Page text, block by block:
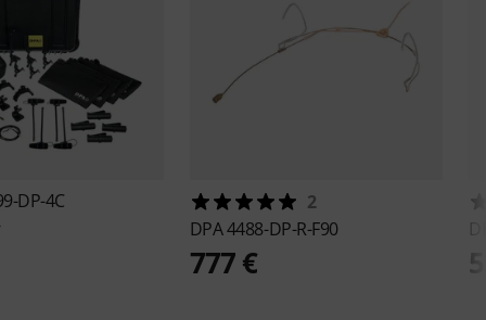
DP-4C
2
DPA4488-DP-R-F90
777 €